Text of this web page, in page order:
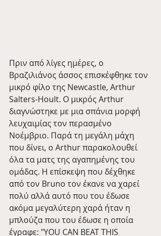
Πριν από λίγες ημέρες, ο
Βραζιλιάνος άσσος επισκέφθηκε τον
μικρό φίλο της Newcastle, Arthur
Salters-Hoult. Ο μικρός Arthur
διαγνώστηκε με μια σπάνια μορφή
λευχαιμίας τον περασμένο
Νοέμβριο. Παρά τη μεγάλη μάχη
που δίνει, ο Arthur παρακολουθεί
όλα τα ματς της αγαπημένης του
ομάδας. Η επίσκεψη που δέχθηκε
από τον Bruno τον έκανε να χαρεί
πολύ αλλά αυτό που του έδωσε
ακόμα μεγαλύτερη χαρά ήταν η
μπλούζα που του έδωσε η οποία
έγραφε: "YOU CAN BEAT THIS